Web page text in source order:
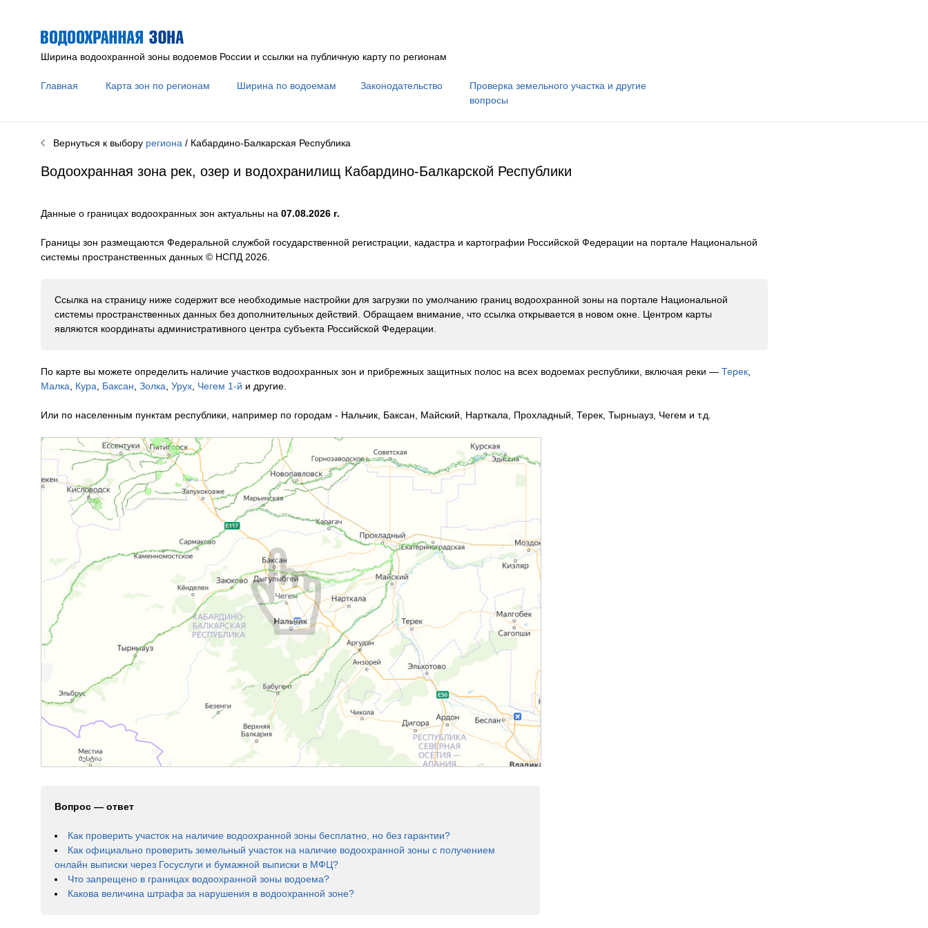
Ширина водоохранной зоны водоемов России и ссылки на публичную карту по регионам
Главная Карта зон по регионам Ширина по водоемам Законодательство
Проверка земельного участка и другие
вопросы
Вернуться к выбору региона/ Кабардино-Балкарская Республика
Водоохранная зона рек, озер и водохранилищ Кабардино-Балкарской Республики
Данные о границах водоохранных зон актуальны на 07.08.2026 г.
Границы зон размещаются Федеральной службой государственной регистрации, кадастра и картографии Российской Федерации на портале Национальной
системы пространственных данных © НСПД 2026.
Ссылка на страницу ниже содержит все необходимые настройки для загрузки по умолчанию границ водоохранной зоны на портале Национальной
системы пространственных данных без дополнительных действий. Обращаем внимание, что ссылка открывается в новом окне. Центром карты
являются координаты административного центра субъекта Российской Федерации.
По карте вы можете определить наличие участков водоохранных зон и прибрежных защитных полос на всех водоемах республики, включая реки — Терек,
Малка
Кура Баксан Золка Урух, Чегем 1-й и другие.
Или по населенным пунктам республики, например по городам - Нальчик, Баксан, Майский, Нарткала, Прохладный, Терек, Тырныауз, Чегем и т.д.
Вопрос — ответ
Как проверить участок на наличие водоохранной зоны бесплатно, но без гарантии?
Как официально проверить земельный участок на наличие водоохранной зоны с получением
онлайн выписки через Госуслуги и бумажной выписки в МФЦ?
Что запрещено в границах водоохранной зоны водоема?
Какова величина штрафа за нарушения в водоохранной зоне?